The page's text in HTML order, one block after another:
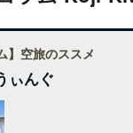
】空旅のススメ
ぃんぐ